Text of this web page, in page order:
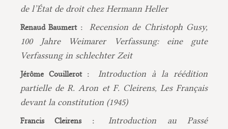
de l’État de droit chez Hermann Heller
Renaud Baumert :
Recension de Christoph Gusy,
100 Jahre Weimarer Verfassung: eine gute
Verfassung in schlechter Zeit
Jérôme Couillerot :
Introduction à la réédition
partielle de R. Aron et F. Cleirens, Les Français
devant la constitution (1945)
Francis Cleirens :
Introduction au Passé